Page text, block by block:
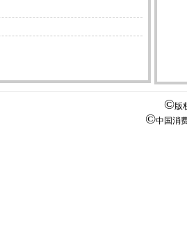
©版
©中国消